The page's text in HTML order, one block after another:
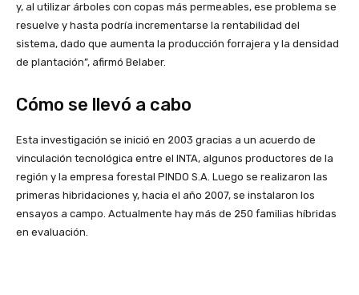
y, al utilizar árboles con copas más permeables, ese problema se
resuelve y hasta podría incrementarse la rentabilidad del
sistema, dado que aumenta la producción forrajera y la densidad
de plantación”, afirmó Belaber.
Cómo se llevó a cabo
Esta investigación se inició en 2003 gracias a un acuerdo de
vinculación tecnológica entre el INTA, algunos productores de la
región y la empresa forestal PINDO S.A. Luego se realizaron las
primeras hibridaciones y, hacia el año 2007, se instalaron los
ensayos a campo. Actualmente hay más de 250 familias híbridas
en evaluación.